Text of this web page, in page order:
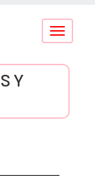
Conmutar
Y